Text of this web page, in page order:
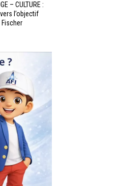
– CULTURE :
l’objectif
Fischer